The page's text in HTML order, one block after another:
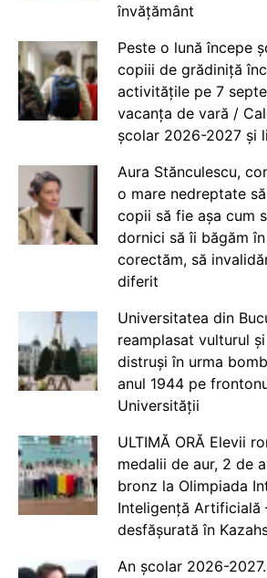
învățământ
Peste o lună începe
copiii de grădiniță
activitățile pe 7
vacanța de vară /
școlar 2026-2027 și
Aura Stănculescu,
o mare nedreptate
copii să fie așa cum
dornici să îi băgăm
corectăm, să
diferit
Universitatea din
reamplasat vulturul
distruși în urma
anul 1944 pe
Universității
ULTIMĂ ORĂ Elevii
medalii de aur, 2 de
bronz la Olimpiada
Inteligență Artificială
desfășurată în
An școlar 2026-